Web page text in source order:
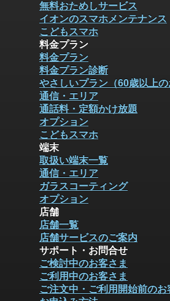
無料おためしサービス
イオンのスマホメンテナンス
こどもスマホ
料金プラン
料金プラン
料金プラン診断
やさしいプラン（60歳以上の
通信・エリア
通話料・定額かけ放題
オプション
こどもスマホ
端末
取扱い端末一覧
通信・エリア
ガラスコーティング
オプション
店舗
店舗一覧
店舗サービスのご案内
サポート・お問合せ
ご検討中のお客さま
ご利用中のお客さま
ご注文中・ご利用開始前のお